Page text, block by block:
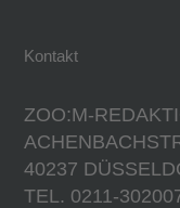
Kontakt
ZOO:M-
40237
TEL. 0211-